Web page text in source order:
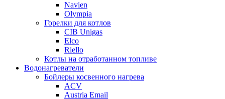
Navien
Olympia
Горелки для котлов
CIB Unigas
Elco
Riello
Котлы на отработанном топливе
Водонагреватели
Бойлеры косвенного нагрева
ACV
Austria Email